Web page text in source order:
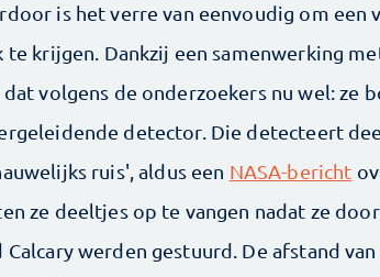
is het verre van eenvoudig om
te krijgen. Dankzij een samenwerking
volgens de onderzoekers nu wel: ze
detector. Die detecteert
ruis', aldus een NASA-bericht
ze deeltjes op te vangen nadat ze
Calcary werden gestuurd. De afstand